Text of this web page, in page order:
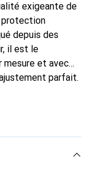
exigeante de
protection
depuis des
il est le
mesure et avec
parfait.
client exigeant.